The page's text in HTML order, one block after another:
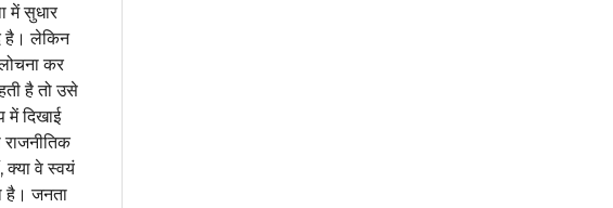
में सुधार
है। लेकिन
कर
है तो उसे
में दिखाई
वे स्वयं
है। जनता